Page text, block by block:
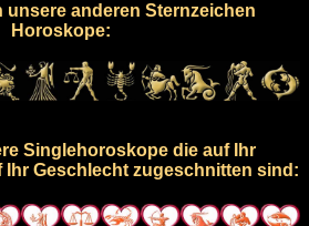
unsere anderen Sternzeichen
Horoskope:
Singlehoroskope die auf Ihr
Ihr Geschlecht zugeschnitten sind: